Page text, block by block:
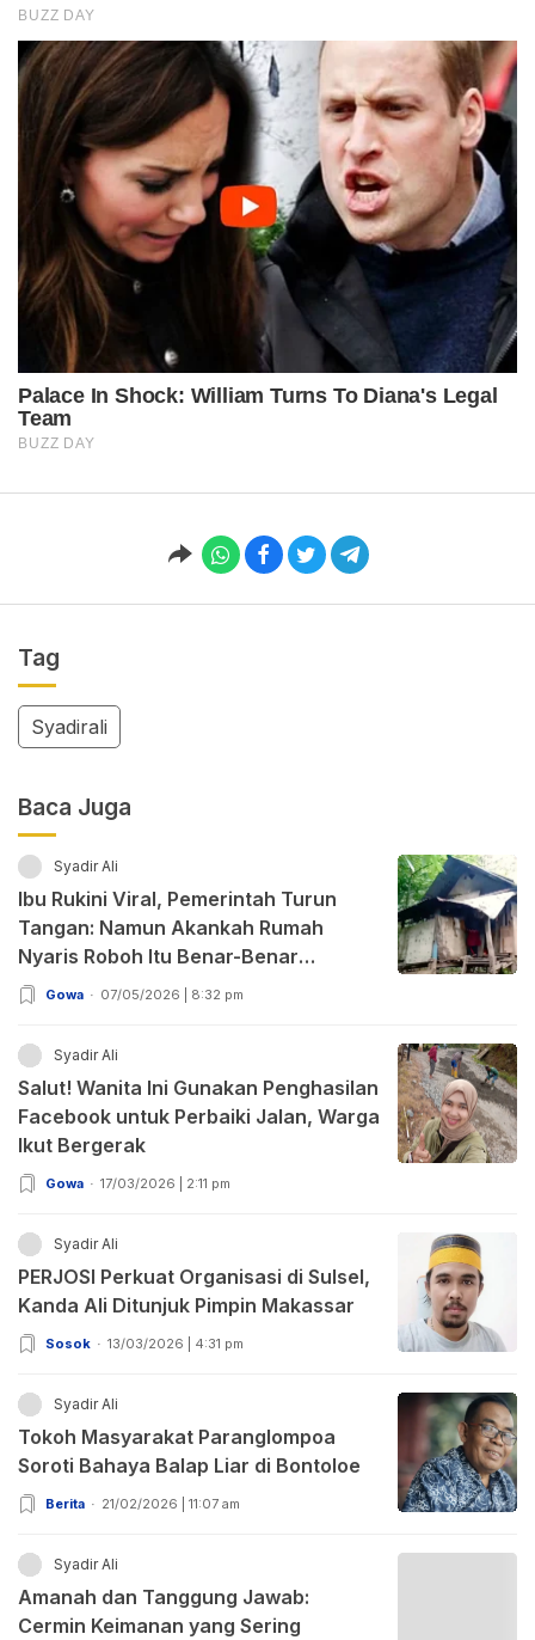
Tag
Syadirali
Baca Juga
Syadir Ali
Ibu Rukini Viral, Pemerintah Turun
Tangan: Namun Akankah Rumah
Nyaris Roboh Itu Benar-Benar
Dibenahi?
Gowa 07/05/2026 | 8:32 pm
Syadir Ali
Salut! Wanita Ini Gunakan Penghasilan
Facebook untuk Perbaiki Jalan, Warga
Ikut Bergerak
Gowa 17/03/2026 | 2:11 pm
Syadir Ali
PERJOSI Perkuat Organisasi di Sulsel,
Kanda Ali Ditunjuk Pimpin Makassar
Sosok 13/03/2026 | 4:31 pm
Syadir Ali
Tokoh Masyarakat Paranglompoa
Soroti Bahaya Balap Liar di Bontoloe
Berita 21/02/2026 | 11:07 am
Syadir Ali
Amanah dan Tanggung Jawab:
Cermin Keimanan yang Sering